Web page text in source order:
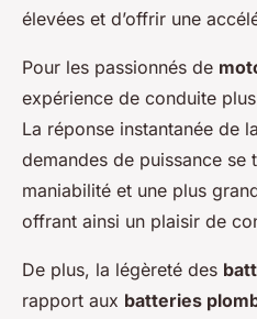
élevées et d’offrir une
Pour les passionnés de
expérience de conduite
La réponse instantanée de la
demandes de puissance se
maniabilité et une plus
offrant ainsi un plaisir de
De plus, la légèreté des
rapport aux batteries